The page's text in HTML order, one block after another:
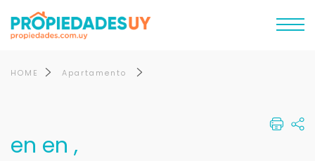
HOME Apartamento
en en ,